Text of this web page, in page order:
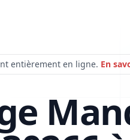
entièrement en ligne. En